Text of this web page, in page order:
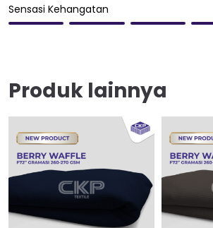
Sensasi Kehangatan
Produk lainnya